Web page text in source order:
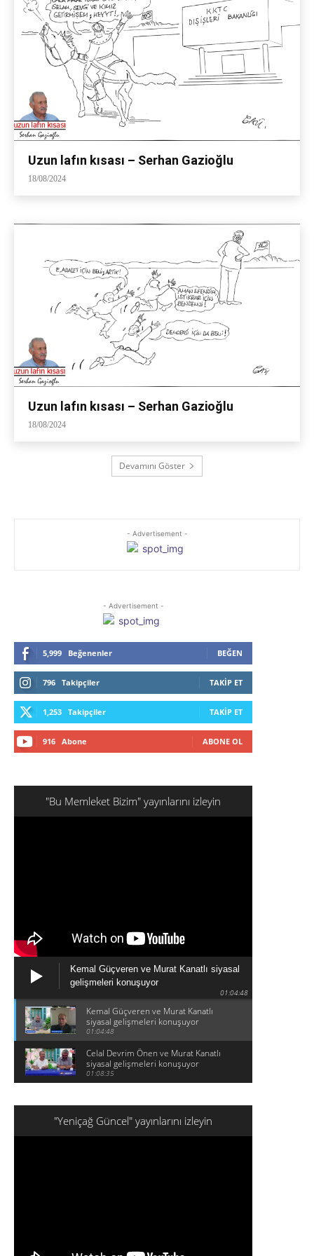
Uzun lafın kısası – Serhan Gazioğlu
18/08/2024
Uzun lafın kısası – Serhan Gazioğlu
18/08/2024
Devamını Göster
- Advertisement -
- Advertisement -
5,999 Beğenenler BEĞEN
796 Takipçiler TAKIP ET
1,253 Takipçiler TAKIP ET
916 Abone ABONE OL
"Bu Memleket Bizim" yayınlarını izleyin
Kemal Güçveren ve Murat Kanatlı siyasal
gelişmeleri konuşuyor
01:04:48
Kemal Güçveren ve Murat Kanatlı
siyasal gelişmeleri konuşuyor
01:04:48
Celal Devrim Önen ve Murat Kanatlı
siyasal gelişmeleri konuşuyor
01:08:35
"Yeniçağ Güncel" yayınlarını izleyin